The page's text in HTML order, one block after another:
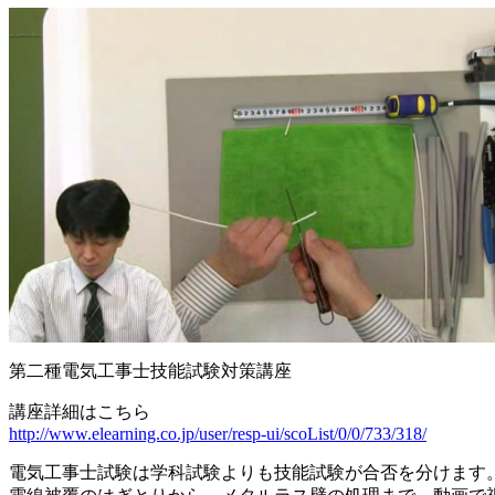
第二種電気工事士技能試験対策講座
講座詳細はこちら
http://www.elearning.co.jp/user/resp-ui/scoList/0/0/733/318/
電気工事士試験は学科試験よりも技能試験が合否を分けます